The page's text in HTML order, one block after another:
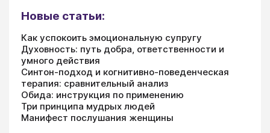
Новые статьи:
Как успокоить эмоциональную супругу
Духовность: путь добра, ответственности и
умного действия
Синтон-подход и когнитивно-поведенческая
терапия: сравнительный анализ
Обида: инструкция по применению
Три принципа мудрых людей
Манифест послушания женщины